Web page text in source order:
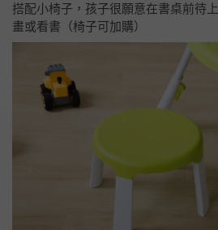
搭配小椅子，孩子很願意在書桌前待
畫或看書（椅子可加購）